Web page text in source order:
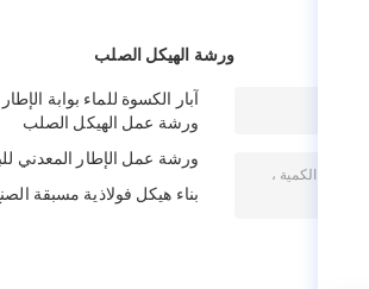
ورشة الهيكل الصلب
آبار الكسوة للماء بوابة
ورشة عمل الهيكل الصلب
ورشة عمل الإطار المعدني
بناء هيكل فولاذية مسبقة